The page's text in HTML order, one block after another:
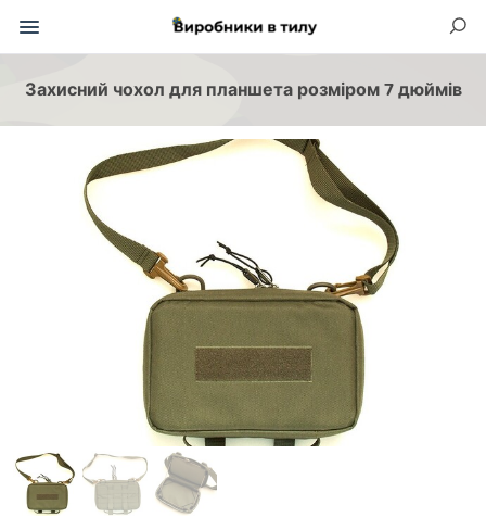
Захисний чохол для планшета розміром 7 дюймів